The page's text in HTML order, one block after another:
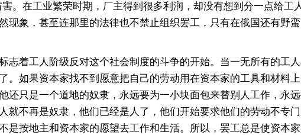
。在工业繁荣时期，厂主得到很多利润，却没有想到分一点给
现象，甚至连那里的法律也不禁止组织罢工，只有在俄国还有野
着工人阶级反对这个社会制度的斗争的开始。当一无所有的工
。如果资本家找不到愿意把自己的劳动用在资本家的工具和材料
还只是一个道地的奴隶，永远要为一小块面包来替别人工作，永
就不再是奴隶，他们已经是人了，他们开始要求他们的劳动不专
是按地主和资本家的愿望去工作和生活。所以，罢工总是使资本